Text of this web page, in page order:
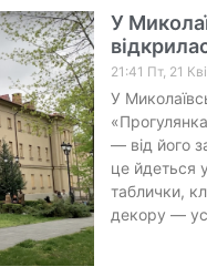
У
21:41 Пт, 21
У
— від його
це йдеться
таблички,
декору —